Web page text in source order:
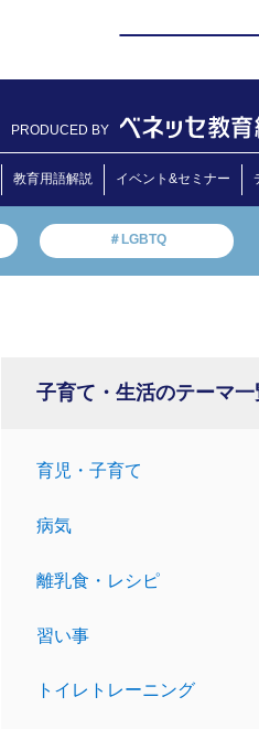
PRODUCED BY
教育用語解説 イベント&セミナー
＃LGBTQ
子育て・生活のテーマ一
育児・子育て
病気
離乳食・レシピ
習い事
トイレトレーニング